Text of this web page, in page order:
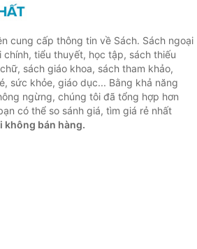
cung cấp thông tin về Sách. Sách ngoại
tiểu thuyết, học tập, sách thiếu
sách giáo khoa, sách tham khảo,
sức khỏe, giáo dục... Bằng khả năng
ngừng, chúng tôi đã tổng hợp hơn
có thể so sánh giá, tìm giá rẻ nhất
không bán hàng.